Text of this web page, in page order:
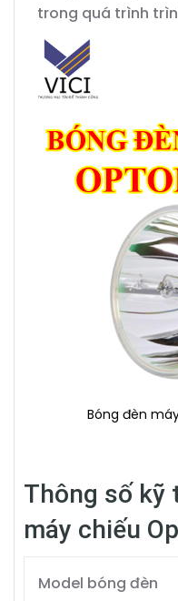
trong quá trình
Bóng đèn
Thông số kỹ
máy chiếu
Model bóng đèn